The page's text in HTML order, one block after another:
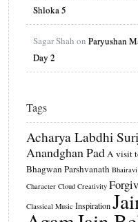
Shloka 5
Sagar Shah on Paryushan
Day 2
Tags
Acharya Labdhi
Anandghan PadA visit
Bhagwan Parshvanath Bhairavi
Character Cloud Creativity
Classical Music Inspiration